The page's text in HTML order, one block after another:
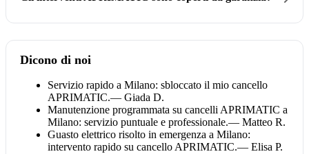
Dicono di noi
Servizio rapido a Milano: sbloccato il mio cancello
APRIMATIC.— Giada D.
Manutenzione programmata su cancelli APRIMATIC a
Milano: servizio puntuale e professionale.— Matteo R.
Guasto elettrico risolto in emergenza a Milano:
intervento rapido su cancello APRIMATIC.— Elisa P.